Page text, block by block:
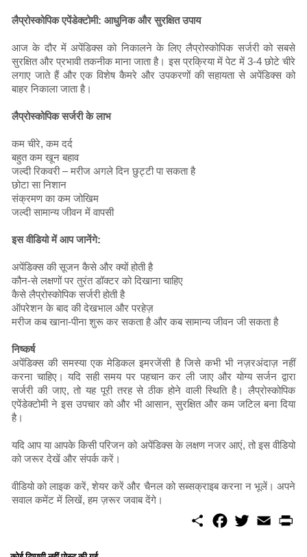
लैप्रोस्कोपिक एपेंडेक्टोमी: आधुनिक और सुरक्षित उपाय
आज के दौर में अपेंडिक्स को निकालने के लिए लैप्रोस्कोपिक सर्जरी को सबसे
सुरक्षित और प्रभावी तकनीक माना जाता है। इस प्रक्रिया में पेट में 3-4 छोटे चीरे
लगाए जाते हैं और एक विशेष कैमरे और उपकरणों की सहायता से अपेंडिक्स को
बाहर निकाला जाता है।
लैप्रोस्कोपिक सर्जरी के लाभ
कम चीरे, कम दर्द
बहुत कम खून बहाव
जल्दी रिकवरी – मरीज अगले दिन छुट्टी पा सकता है
छोटा सा निशान
संक्रमण का कम जोखिम
जल्दी सामान्य जीवन में वापसी
इस वीडियो में आप जानेंगे:
अपेंडिक्स की सूजन कैसे और क्यों होती है
कौन-से लक्षणों पर तुरंत डॉक्टर को दिखाना चाहिए
कैसे लैप्रोस्कोपिक सर्जरी होती है
ऑपरेशन के बाद की देखभाल और परहेज़
मरीज कब खाना-पीना शुरू कर सकता है और कब सामान्य जीवन जी सकता है
निष्कर्ष
अपेंडिक्स की समस्या एक मेडिकल इमरजेंसी है जिसे कभी भी नज़रअंदाज़ नहीं
करना चाहिए। यदि सही समय पर पहचान कर ली जाए और योग्य सर्जन द्वारा
सर्जरी की जाए, तो यह पूरी तरह से ठीक होने वाली स्थिति है। लैप्रोस्कोपिक
एपेंडेक्टोमी ने इस उपचार को और भी आसान, सुरक्षित और कम जटिल बना दिया
है।
यदि आप या आपके किसी परिजन को अपेंडिक्स के लक्षण नजर आएं, तो इस वीडियो
को जरूर देखें और संपर्क करें।
वीडियो को लाइक करें, शेयर करें और चैनल को सब्सक्राइब करना न भूलें। अपने
सवाल कमेंट में लिखें, हम ज़रूर जवाब देंगे।
S
w
m